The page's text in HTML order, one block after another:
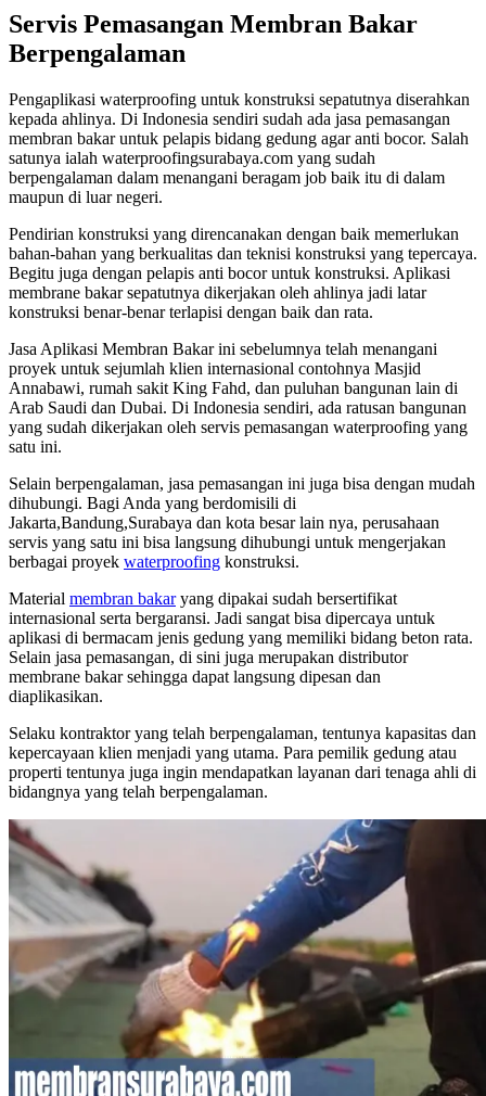
Servis Pemasangan Membran Bakar
Berpengalaman
Pengaplikasi waterproofing untuk konstruksi sepatutnya diserahkan
kepada ahlinya. Di Indonesia sendiri sudah ada jasa pemasangan
membran bakar untuk pelapis bidang gedung agar anti bocor. Salah
satunya ialah waterproofingsurabaya.com yang sudah
berpengalaman dalam menangani beragam job baik itu di dalam
maupun di luar negeri.
Pendirian konstruksi yang direncanakan dengan baik memerlukan
bahan-bahan yang berkualitas dan teknisi konstruksi yang tepercaya.
Begitu juga dengan pelapis anti bocor untuk konstruksi. Aplikasi
membrane bakar sepatutnya dikerjakan oleh ahlinya jadi latar
konstruksi benar-benar terlapisi dengan baik dan rata.
Jasa Aplikasi Membran Bakar ini sebelumnya telah menangani
proyek untuk sejumlah klien internasional contohnya Masjid
Annabawi, rumah sakit King Fahd, dan puluhan bangunan lain di
Arab Saudi dan Dubai. Di Indonesia sendiri, ada ratusan bangunan
yang sudah dikerjakan oleh servis pemasangan waterproofing yang
satu ini.
Selain berpengalaman, jasa pemasangan ini juga bisa dengan mudah
dihubungi. Bagi Anda yang berdomisili di
Jakarta,Bandung,Surabaya dan kota besar lain nya, perusahaan
servis yang satu ini bisa langsung dihubungi untuk mengerjakan
berbagai proyek waterproofing konstruksi.
Material membran bakaryang dipakai sudah bersertifikat
internasional serta bergaransi. Jadi sangat bisa dipercaya untuk
aplikasi di bermacam jenis gedung yang memiliki bidang beton rata.
Selain jasa pemasangan, di sini juga merupakan distributor
membrane bakar sehingga dapat langsung dipesan dan
diaplikasikan.
Selaku kontraktor yang telah berpengalaman, tentunya kapasitas dan
kepercayaan klien menjadi yang utama. Para pemilik gedung atau
properti tentunya juga ingin mendapatkan layanan dari tenaga ahli di
bidangnya yang telah berpengalaman.